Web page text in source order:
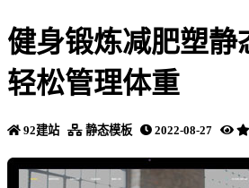
健身锻炼减肥塑静
轻松管理体重
92建站 静态模板 2022-08-27